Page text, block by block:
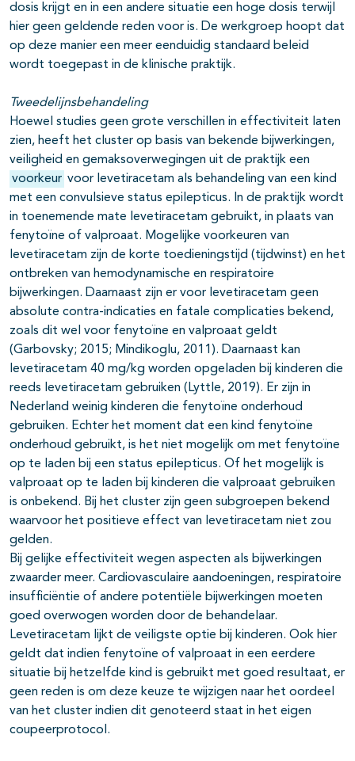
dosis krijgt en in een andere situatie een hoge dosis terwijl
hier geen geldende reden voor is. De werkgroep hoopt dat
op deze manier een meer eenduidig standaard beleid
wordt toegepast in de klinische praktijk.
Tweedelijnsbehandeling
Hoewel studies geen grote verschillen in effectiviteit laten
zien, heeft het cluster op basis van bekende bijwerkingen,
veiligheid en gemaksoverwegingen uit de praktijk een
voorkeur voor levetiracetam als behandeling van een kind
met een convulsieve status epilepticus. In de praktijk wordt
in toenemende mate levetiracetam gebruikt, in plaats van
fenytoïne of valproaat. Mogelijke voorkeuren van
levetiracetam zijn de korte toedieningstijd (tijdwinst) en het
ontbreken van hemodynamische en respiratoire
bijwerkingen. Daarnaast zijn er voor levetiracetam geen
absolute contra-indicaties en fatale complicaties bekend,
zoals dit wel voor fenytoïne en valproaat geldt
(Garbovsky; 2015; Mindikoglu, 2011). Daarnaast kan
levetiracetam 40 mg/kg worden opgeladen bij kinderen die
reeds levetiracetam gebruiken (Lyttle, 2019). Er zijn in
Nederland weinig kinderen die fenytoïne onderhoud
gebruiken. Echter het moment dat een kind fenytoïne
onderhoud gebruikt, is het niet mogelijk om met fenytoïne
op te laden bij een status epilepticus. Of het mogelijk is
valproaat op te laden bij kinderen die valproaat gebruiken
is onbekend. Bij het cluster zijn geen subgroepen bekend
waarvoor het positieve effect van levetiracetam niet zou
gelden.
Bij gelijke effectiviteit wegen aspecten als bijwerkingen
zwaarder meer. Cardiovasculaire aandoeningen, respiratoire
insufficiëntie of andere potentiële bijwerkingen moeten
goed overwogen worden door de behandelaar.
Levetiracetam lijkt de veiligste optie bij kinderen. Ook hier
geldt dat indien fenytoïne of valproaat in een eerdere
situatie bij hetzelfde kind is gebruikt met goed resultaat, er
geen reden is om deze keuze te wijzigen naar het oordeel
van het cluster indien dit genoteerd staat in het eigen
coupeerprotocol.